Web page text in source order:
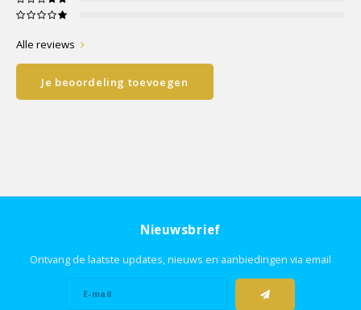
Alle reviews
Je beoordeling toevoegen
Nieuwsbrief
Ontvang de laatste updates, nieuws en aanbiedingen via email